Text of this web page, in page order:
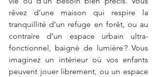
rêvez d’une maison qui respire la
tranquillité d’un refuge en forêt, ou au
contraire d’un espace urbain ultra-
fonctionnel, baigné de lumière ? Vous
imaginez un intérieur où vos enfants
peuvent jouer librement, ou un espace